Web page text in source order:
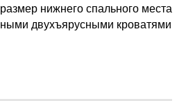
нижнего спального места
двухъярусными кроватями